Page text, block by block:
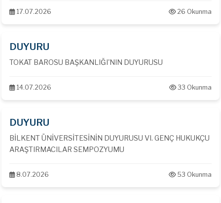
17.07.2026 26 Okunma
DUYURU
TOKAT BAROSU BAŞKANLIĞI'NIN DUYURUSU
14.07.2026 33 Okunma
DUYURU
BİLKENT ÜNİVERSİTESİNİN DUYURUSU VI. GENÇ HUKUKÇU
ARAŞTIRMACILAR SEMPOZYUMU
8.07.2026 53 Okunma